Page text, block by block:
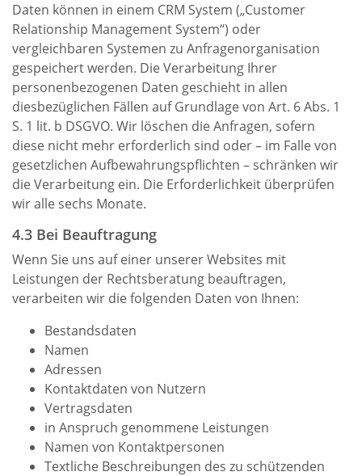
Daten können in einem CRM System („Customer
Relationship Management System“) oder
vergleichbaren Systemen zu Anfragenorganisation
gespeichert werden. Die Verarbeitung Ihrer
personenbezogenen Daten geschieht in allen
diesbezüglichen Fällen auf Grundlage von Art. 6 Abs. 1
S. 1 lit. b DSGVO. Wir löschen die Anfragen, sofern
diese nicht mehr erforderlich sind oder – im Falle von
gesetzlichen Aufbewahrungspflichten – schränken wir
die Verarbeitung ein. Die Erforderlichkeit überprüfen
wir alle sechs Monate.
4.3 Bei Beauftragung
Wenn Sie uns auf einer unserer Websites mit
Leistungen der Rechtsberatung beauftragen,
verarbeiten wir die folgenden Daten von Ihnen:
Bestandsdaten
Namen
Adressen
Kontaktdaten von Nutzern
Vertragsdaten
in Anspruch genommene Leistungen
Namen von Kontaktpersonen
Textliche Beschreibungen des zu schützenden